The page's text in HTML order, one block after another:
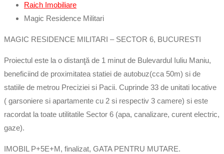
Raich Imobiliare
Magic Residence Militari
MAGIC RESIDENCE MILITARI – SECTOR 6, BUCURESTI
Proiectul este la o distanţă de 1 minut de Bulevardul Iuliu Maniu,
beneficiind de proximitatea statiei de autobuz(cca 50m) si de
statiile de metrou Preciziei si Pacii. Cuprinde 33 de unitati locative
( garsoniere si apartamente cu 2 si respectiv 3 camere) si este
racordat la toate utilitatile Sector 6 (apa, canalizare, curent electric,
gaze).
IMOBIL P+5E+M, finalizat, GATA PENTRU MUTARE.